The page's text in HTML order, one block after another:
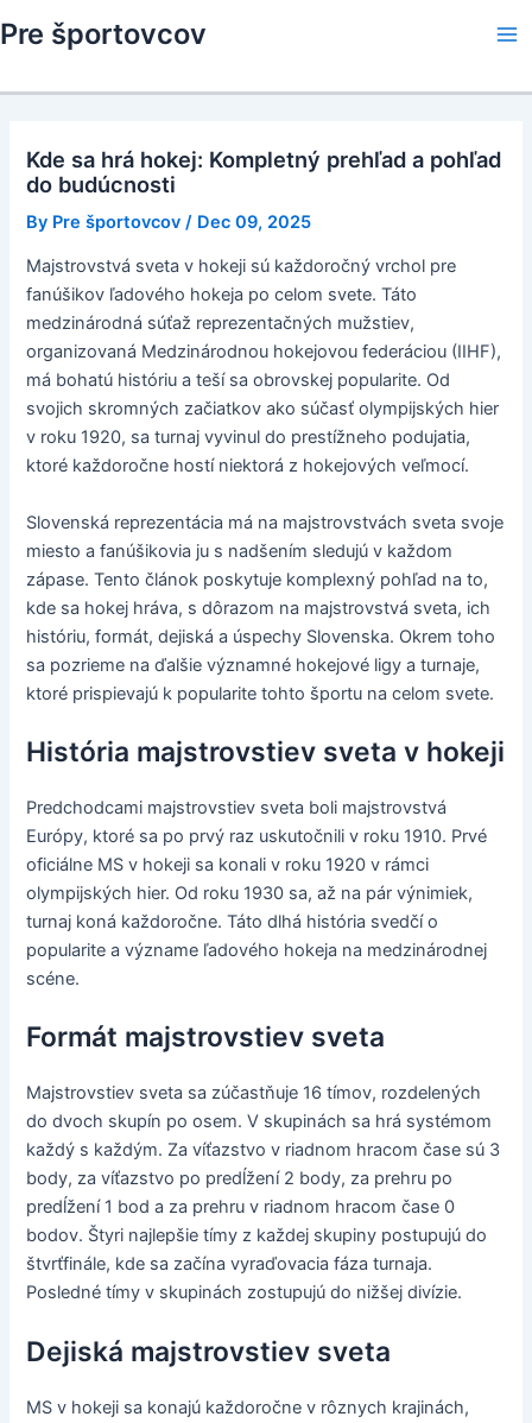
to
Pre športovcov
Kde sa hrá hokej: Kompletný prehľad a pohľad
do budúcnosti
By Pre športovcov / Dec 09, 2025
Majstrovstvá sveta v hokeji sú každoročný vrchol pre
fanúšikov ľadového hokeja po celom svete. Táto
medzinárodná súťaž reprezentačných mužstiev,
organizovaná Medzinárodnou hokejovou federáciou (IIHF),
má bohatú históriu a teší sa obrovskej popularite. Od
svojich skromných začiatkov ako súčasť olympijských hier
v roku 1920, sa turnaj vyvinul do prestížneho podujatia,
ktoré každoročne hostí niektorá z hokejových veľmocí.
Slovenská reprezentácia má na majstrovstvách sveta svoje
miesto a fanúšikovia ju s nadšením sledujú v každom
zápase. Tento článok poskytuje komplexný pohľad na to,
kde sa hokej hráva, s dôrazom na majstrovstvá sveta, ich
históriu, formát, dejiská a úspechy Slovenska. Okrem toho
sa pozrieme na ďalšie významné hokejové ligy a turnaje,
ktoré prispievajú k popularite tohto športu na celom svete.
História majstrovstiev sveta v hokeji
Predchodcami majstrovstiev sveta boli majstrovstvá
Európy, ktoré sa po prvý raz uskutočnili v roku 1910. Prvé
oficiálne MS v hokeji sa konali v roku 1920 v rámci
olympijských hier. Od roku 1930 sa, až na pár výnimiek,
turnaj koná každoročne. Táto dlhá história svedčí o
popularite a význame ľadového hokeja na medzinárodnej
scéne.
Formát majstrovstiev sveta
Majstrovstiev sveta sa zúčastňuje 16 tímov, rozdelených
do dvoch skupín po osem. V skupinách sa hrá systémom
každý s každým. Za víťazstvo v riadnom hracom čase sú 3
body, za víťazstvo po predĺžení 2 body, za prehru po
predĺžení 1 bod a za prehru v riadnom hracom čase 0
bodov. Štyri najlepšie tímy z každej skupiny postupujú do
štvrťfinále, kde sa začína vyraďovacia fáza turnaja.
Posledné tímy v skupinách zostupujú do nižšej divízie.
Dejiská majstrovstiev sveta
MS v hokeji sa konajú každoročne v rôznych krajinách,